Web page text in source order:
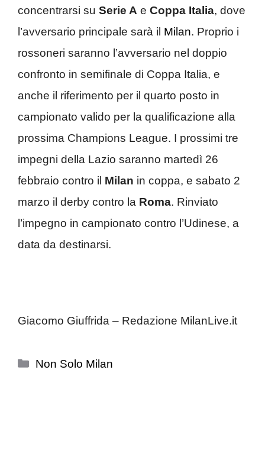
concentrarsi su Serie A e Coppa Italia, dove
l’avversario principale sarà il Milan. Proprio i
rossoneri saranno l’avversario nel doppio
confronto in semifinale di Coppa Italia, e
anche il riferimento per il quarto posto in
campionato valido per la qualificazione alla
prossima Champions League. I prossimi tre
impegni della Lazio saranno martedì 26
febbraio contro il Milan in coppa, e sabato 2
marzo il derby contro la Roma. Rinviato
l’impegno in campionato contro l’Udinese, a
data da destinarsi.
Giacomo Giuffrida – Redazione MilanLive.it
Categorie
Non Solo Milan